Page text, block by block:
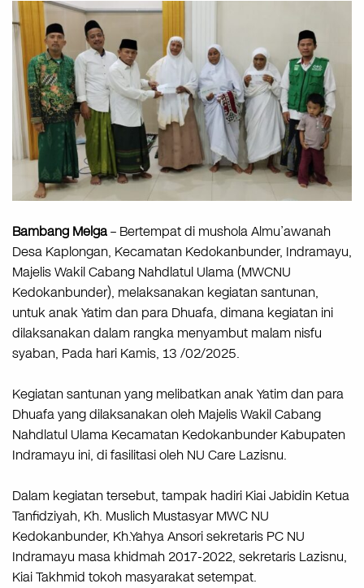
Bambang Melga– Bertempat di mushola Almu’awanah
Desa Kaplongan, Kecamatan Kedokanbunder, Indramayu,
Majelis Wakil Cabang Nahdlatul Ulama (MWCNU
Kedokanbunder), melaksanakan kegiatan santunan,
untuk anak Yatim dan para Dhuafa, dimana kegiatan ini
dilaksanakan dalam rangka menyambut malam nisfu
syaban, Pada hari Kamis, 13 /02/2025.
Kegiatan santunan yang melibatkan anak Yatim dan para
Dhuafa yang dilaksanakan oleh Majelis Wakil Cabang
Nahdlatul Ulama Kecamatan Kedokanbunder Kabupaten
Indramayu ini, di fasilitasi oleh NU Care Lazisnu.
Dalam kegiatan tersebut, tampak hadiri Kiai Jabidin Ketua
Tanfidziyah, Kh. Muslich Mustasyar MWC NU
Kedokanbunder, Kh.Yahya Ansori sekretaris PC NU
Indramayu masa khidmah 2017-2022, sekretaris Lazisnu,
Kiai Takhmid tokoh masyarakat setempat.